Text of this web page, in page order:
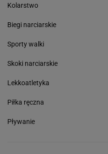
Kolarstwo
Biegi narciarskie
Sporty walki
Skoki narciarskie
Lekkoatletyka
Piłka ręczna
Pływanie